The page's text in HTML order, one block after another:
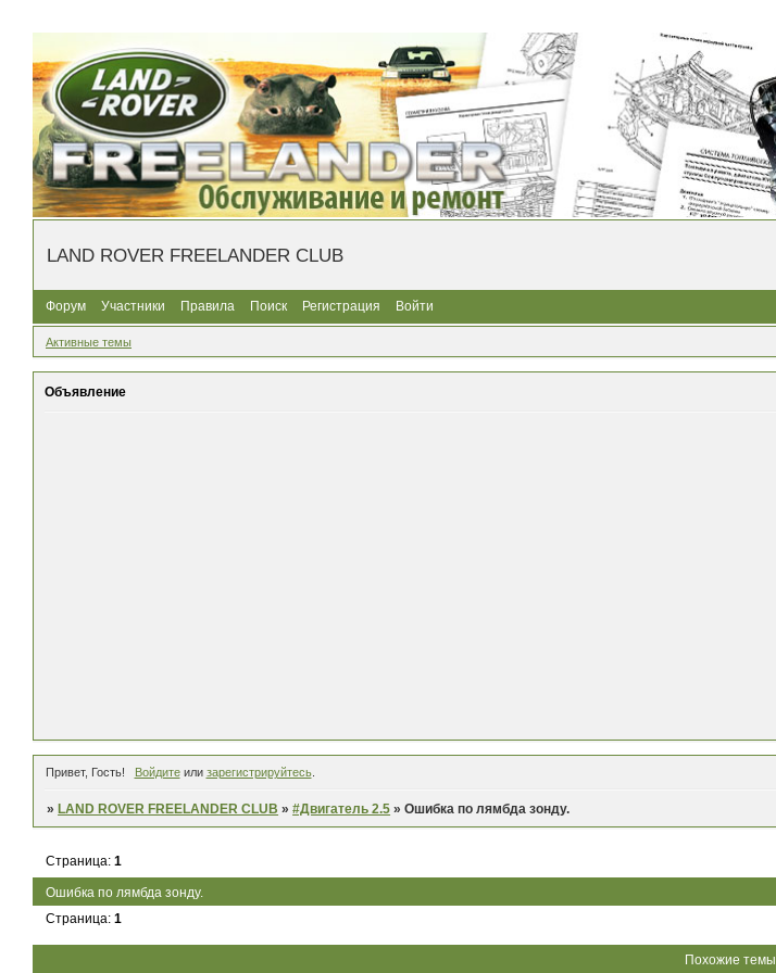
LAND ROVER FREELANDER CLUB
Форум Участники Правила Поиск Регистрация Войти
Активные темы
Объявление
Привет, Гость! Войдитеили зарегистрируйтесь.
»LAND ROVER FREELANDER CLUB »#Двигатель 2.5 »Ошибка по лямбда зонду.
Ошибка по лямбда зонду.
Страница:1
Страница:1
Похожие темы